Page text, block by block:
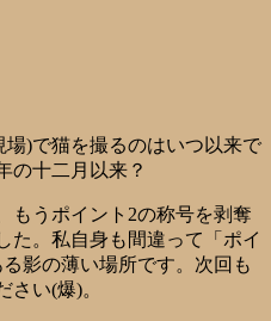
)で猫を撮るのはいつ以来で
の十二月以来？
もうポイント2の称号を剥奪
た。私自身も間違って「ポイ
影の薄い場所です。次回も
さい(爆)。